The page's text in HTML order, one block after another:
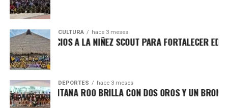
CULTURA hace 3 meses
FPMC ESPACIOS A LA NIÑEZ SCOUT PARA FORTALECER
DEPORTES hace 3 meses
DE QUINTANA ROO BRILLA CON DOS OROS Y UN